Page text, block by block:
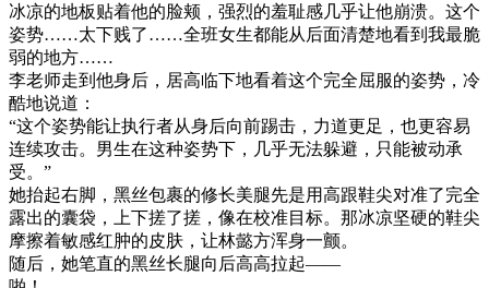
冰凉的地板贴着他的脸颊，强烈的羞耻感几乎让他崩溃。这个
姿势……太下贱了……全班女生都能从后面清楚地看到我最脆
弱的地方……
李老师走到他身后，居高临下地看着这个完全屈服的姿势，冷
酷地说道：
“这个姿势能让执行者从身后向前踢击，力道更足，也更容易
连续攻击。男生在这种姿势下，几乎无法躲避，只能被动承
受。”
她抬起右脚，黑丝包裹的修长美腿先是用高跟鞋尖对准了完全
露出的囊袋，上下搓了搓，像在校准目标。那冰凉坚硬的鞋尖
摩擦着敏感红肿的皮肤，让林懿方浑身一颤。
随后，她笔直的黑丝长腿向后高高拉起——